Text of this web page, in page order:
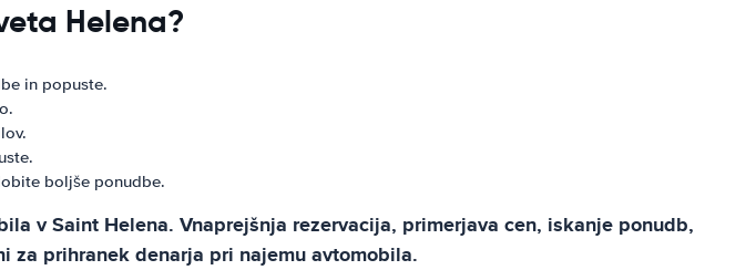
Helena?
in popuste.
boljše ponudbe.
v Saint Helena. Vnaprejšnja rezervacija, primerjava cen, iskanje ponudb,
prihranek denarja pri najemu avtomobila.